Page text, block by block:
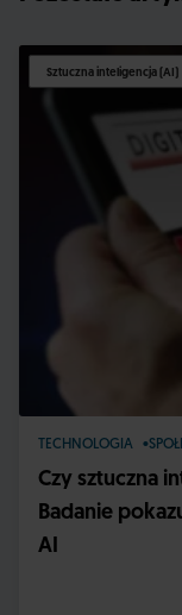
Sztuczna inteligencja (AI)
TECHNOLOGIA
Czy sztuczna
Badanie
AI